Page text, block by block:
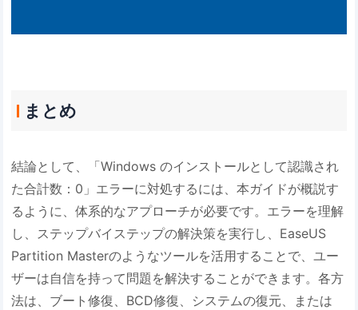
まとめ
結論として、「Windows のインストールとして認識され
た合計数：0」エラーに対処するには、本ガイドが概説す
るように、体系的なアプローチが必要です。エラーを理解
し、ステップバイステップの解決策を実行し、EaseUS
Partition Masterのようなツールを活用することで、ユー
ザーは自信を持って問題を解決することができます。各方
法は、ブート修復、BCD修復、システムの復元、または